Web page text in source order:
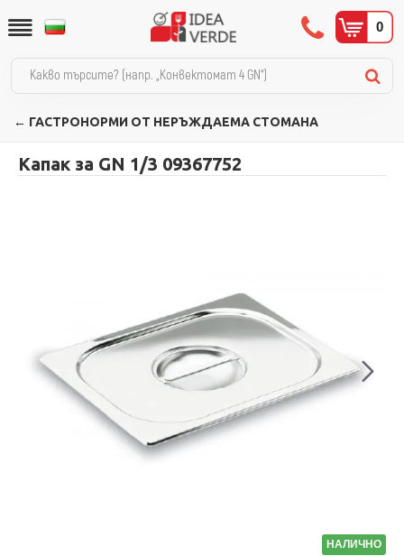
0
← ГАСТРОНОРМИ ОТ НЕРЪЖДАЕМА СТОМАНА
Капак за GN 1/3 09367752
НАЛИЧНО